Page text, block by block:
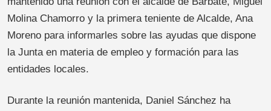
Molina Chamorro y la primera teniente de Alcalde, Ana
Moreno para informarles sobre las ayudas que dispone
la Junta en materia de empleo y formación para las
entidades locales.
Durante la reunión mantenida, Daniel Sánchez ha